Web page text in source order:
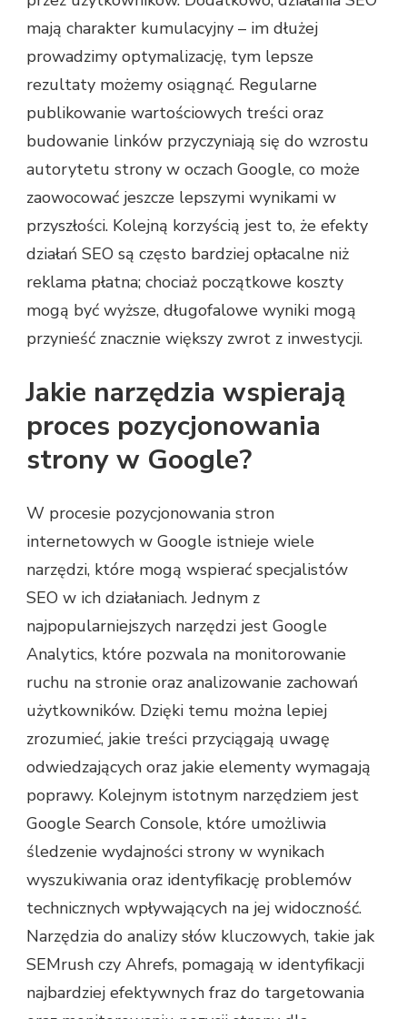
mają charakter kumulacyjny – im dłużej
prowadzimy optymalizację, tym lepsze
rezultaty możemy osiągnąć. Regularne
publikowanie wartościowych treści oraz
budowanie linków przyczyniają się do wzrostu
autorytetu strony w oczach Google, co może
zaowocować jeszcze lepszymi wynikami w
przyszłości. Kolejną korzyścią jest to, że efekty
działań SEO są często bardziej opłacalne niż
reklama płatna; chociaż początkowe koszty
mogą być wyższe, długofalowe wyniki mogą
przynieść znacznie większy zwrot z inwestycji.
Jakie narzędzia wspierają
proces pozycjonowania
strony w Google?
W procesie pozycjonowania stron
internetowych w Google istnieje wiele
narzędzi, które mogą wspierać specjalistów
SEO w ich działaniach. Jednym z
najpopularniejszych narzędzi jest Google
Analytics, które pozwala na monitorowanie
ruchu na stronie oraz analizowanie zachowań
użytkowników. Dzięki temu można lepiej
zrozumieć, jakie treści przyciągają uwagę
odwiedzających oraz jakie elementy wymagają
poprawy. Kolejnym istotnym narzędziem jest
Google Search Console, które umożliwia
śledzenie wydajności strony w wynikach
wyszukiwania oraz identyfikację problemów
technicznych wpływających na jej widoczność.
Narzędzia do analizy słów kluczowych, takie jak
SEMrush czy Ahrefs, pomagają w identyfikacji
najbardziej efektywnych fraz do targetowania